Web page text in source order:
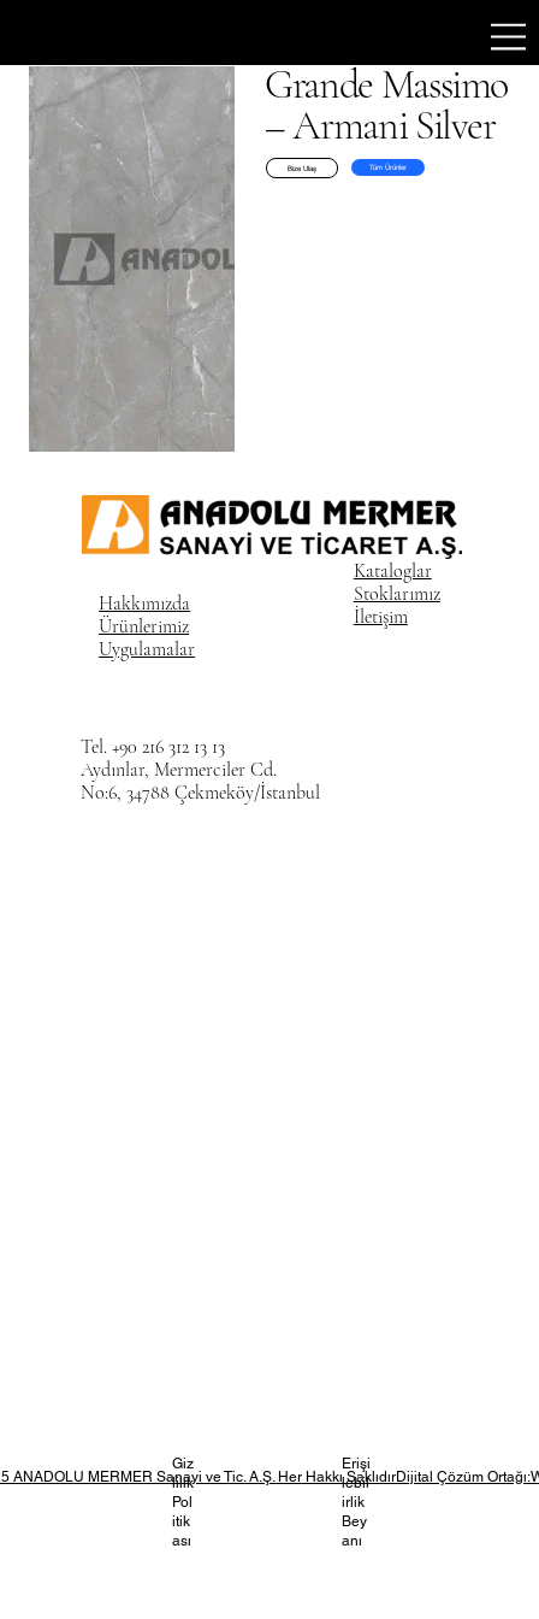
Grande Massimo
– Armani Silver
Bize Ulaş Tüm Ürünler
Giz
lilik
Pol
itik
ası
Erişi
lebil
irlik
Bey
anı
ANADOLU MERMER Sanayi ve Tic. A.Ş. Her Hakkı SaklıdırDijital Çözüm
Hakkımızda
Ürünlerimiz
Uygulamalar
Kataloglar
Stoklarımız
İletişim
Tel. +90 216 312 13 13
Aydınlar, Mermerciler Cd.
No:6, 34788 Çekmeköy/İstanbul